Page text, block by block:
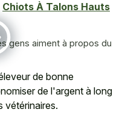
Chiots À Talons Hauts
gens aiment à propos du
de bonne
de l'argent à long
vétérinaires.